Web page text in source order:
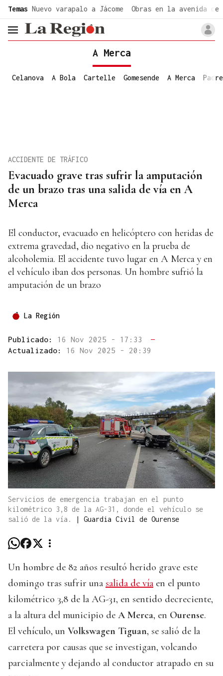
Temas Nuevo varapalo a Jácome Obras en la avenida de
header.menu.open
A Merca
Celanova A Bola Cartelle Gomesende A Merca
Evacuado grave tras sufrir la amputación
de un brazo tras una salida de vía en A
Merca
ACCIDENTE DE TRÁFICO
El conductor, evacuado en helicóptero con heridas de
extrema gravedad, dio negativo en la prueba de
alcoholemia. El accidente tuvo lugar en A Merca y en
el vehículo iban dos personas. Un hombre sufrió la
amputación de un brazo
La Región
Publicado: 16 Nov 2025 - 17:33
—
Actualizado: 16 Nov 2025 - 20:39
Servicios de emergencia trabajan en el punto
kilométrico 3,8 de la AG-31, donde el vehículo se
salió de la vía.
| Guardia Civil de Ourense
Un hombre de 82 años resultó herido grave este
domingo tras sufrir una salida de vía en el punto
kilométrico 3,8 de la AG-31, en sentido decreciente,
a la altura del municipio de A Merca, en Ourense.
El vehículo, un Volkswagen Tiguan, se salió de la
carretera por causas que se investigan, volcando
parcialmente y dejando al conductor atrapado en su